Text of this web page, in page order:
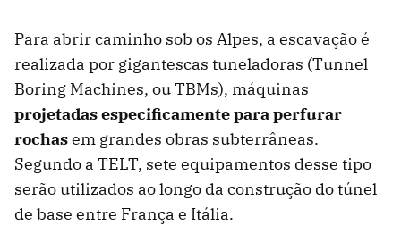
Para abrir caminho sob os Alpes, a escavação é
realizada por gigantescas tuneladoras (Tunnel
Boring Machines, ou TBMs), máquinas
projetadas especificamente para perfurar
rochasem grandes obras subterrâneas.
Segundo a TELT, sete equipamentos desse tipo
serão utilizados ao longo da construção do túnel
de base entre França e Itália.